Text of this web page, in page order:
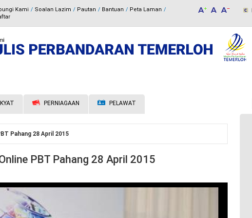
Kami Soalan Lazim Pautan Bantuan
Peta Laman
PERNIAGAAN PELAWAT
Pahang 28 April 2015
PBT Pahang 28 April 2015